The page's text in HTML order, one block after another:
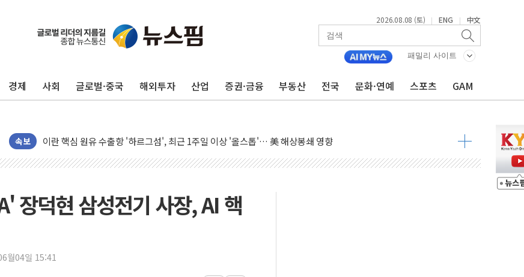
2026.08.08 (토) | ENG | 中文
패밀리 사이트
경제 사회 글로벌·중국 해외투자 산업 증권·금융 부동산 전국 문화·연예 스포츠 GAM
속보
유럽증시, 美 고용 예상 밖 부진에 연준 금리 인상 가능성 낮아지며 상승… STOXX 600 지수는 나흘 연속 최고치
미 연준 매파 기세 꺾이나…고용 감소에 9월 동결 전망 우세
트럼프, 백신·자폐증 행정명령 검토…"이르면 다음 주"
美 항소법원, 백악관 무도회장 공사 중단 명령…트럼프 제동
美 고용 쇼크에 엔화 장중 급등…시장은 "또 개입했나" 촉각
[AI MY 뉴스] 뉴욕 반도체주 프리뷰...美 고용 쇼크에 반도체주 '활짝'
[종합] 美 7월 고용 2만3000명 감소 '쇼크'…9월 금리 인상 기대 후퇴
[사진] 이슬람 수니파 3개국, 공동방위협정 체결
장덕현 삼성전기 사장, AI 핵
월04일 15:41